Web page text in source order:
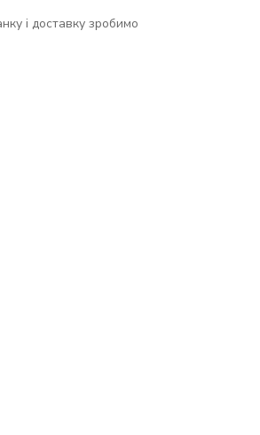
і доставку зробимо